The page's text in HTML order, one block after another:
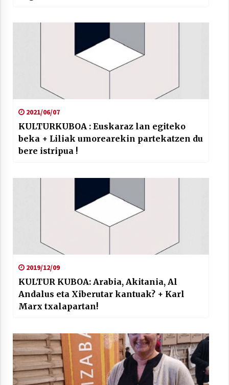
2021/06/07
KULTURKUBOA : Euskaraz lan egiteko
beka + Liliak umorearekin partekatzen du
bere istripua !
2019/12/09
KULTUR KUBOA: Arabia, Akitania, Al
Andalus eta Xiberutar kantuak? + Karl
Marx txalapartan!